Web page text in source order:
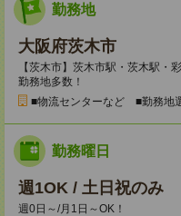
勤務地
大阪府茨木市
【茨木市】茨木市駅・茨木駅・
勤務地多数！
■物流センターなど ■勤務地
勤務曜日
週1OK / 土日祝のみ
週0日～/月1日～OK！